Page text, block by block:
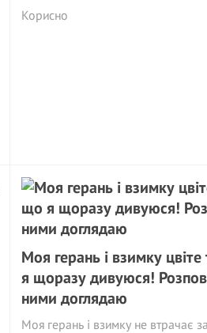
Корисно
Моя герань і взимку
я щоразу дивуюся!
ними доглядаю
Моя герань і взимку не втрачає